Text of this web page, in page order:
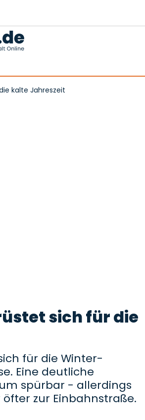
kalte Jahreszeit
sich für die
für die Winter-
Eine deutliche
spürbar - allerdings
zur Einbahnstraße.